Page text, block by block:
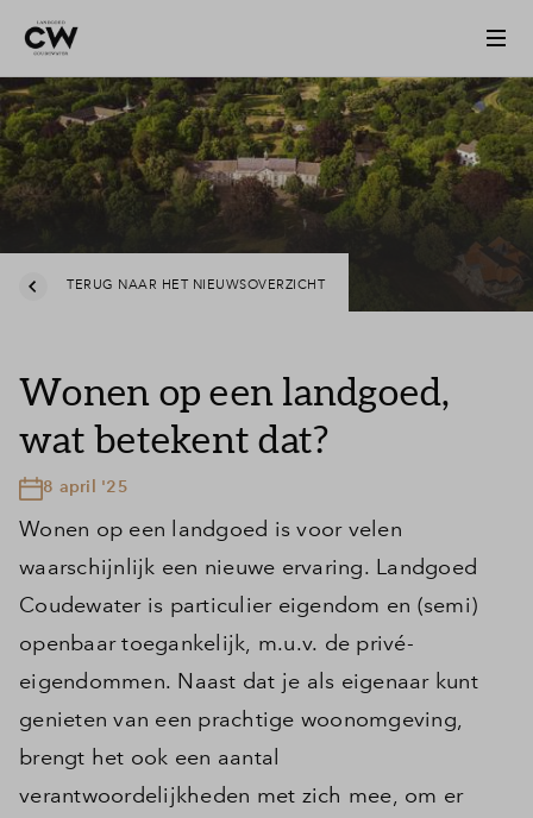
TERUG NAAR HET NIEUWSOVERZICHT
Wonen op een landgoed,
wat betekent dat?
8 april '25
Wonen op een landgoed is voor velen
waarschijnlijk een nieuwe ervaring. Landgoed
Coudewater is particulier eigendom en (semi)
openbaar toegankelijk, m.u.v. de privé-
eigendommen. Naast dat je als eigenaar kunt
genieten van een prachtige woonomgeving,
brengt het ook een aantal
verantwoordelijkheden met zich mee, om er